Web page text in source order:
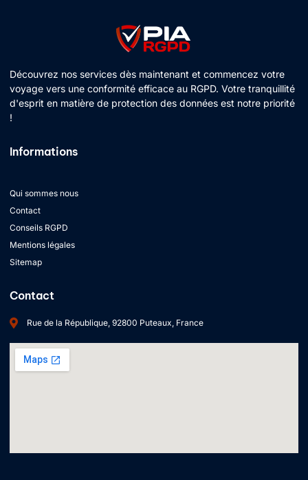
Découvrez nos services dès maintenant et commencez votre
voyage vers une conformité efficace au RGPD. Votre tranquillité
d'esprit en matière de protection des données est notre priorité
!
Informations
Qui sommes nous
Contact
Conseils RGPD
Mentions légales
Sitemap
Contact
Rue de la République, 92800 Puteaux, France